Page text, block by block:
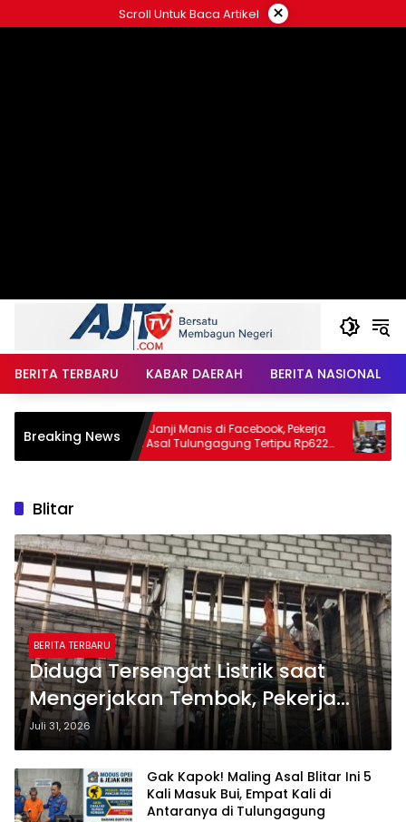
ke
Scroll Untuk Baca Artikel ×
BERITA TERBARU KABAR DAERAH BERITA NASIONAL
Breaking NewsTerbuai Janji Manis di Facebook, Pekerja
Migran Asal Tulungagung Tertipu Rp622
Juta
Tak
Polres
Soal
Blitar
BERITA TERBARU
Diduga Tersengat Listrik saat
Mengerjakan Tembok, Pekerja
Bangunan di Kota Blitar
Meninggal Dunia
Juli 31, 2026
Gak Kapok! Maling Asal Blitar Ini 5
Kali Masuk Bui, Empat Kali di
Antaranya di Tulungagung